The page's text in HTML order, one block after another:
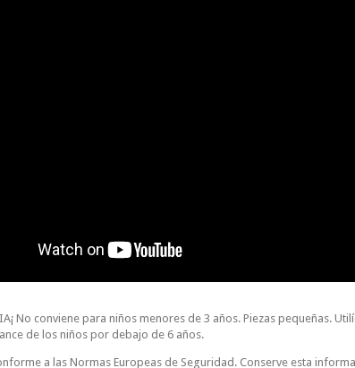
No conviene para niños menores de 3 años. Piezas pequeñas.
de los niños por debajo de 6 años.
a las Normas Europeas de Seguridad. Conserve esta